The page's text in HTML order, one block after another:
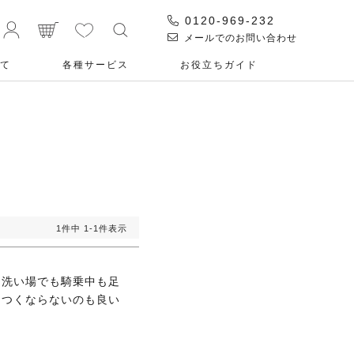
0120-969-232
メールでのお問い合わせ
各種サービス お役⽴ちガイド
1 件中 1 -1 件表示
い場でも騎乗中も足
くならないのも良い